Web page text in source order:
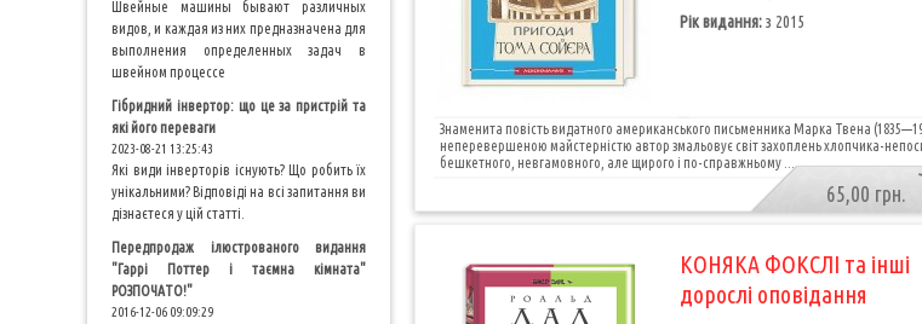
Рік видання:з 2015
Знаменита повість видатного американського письменника Марка Твена
неперевершеною майстерністю автор змальовує світ захоплень хлопчика-
бешкетного, невгамовного, але щирого і по-справжньому ...
65,00 грн.
КОНЯКА ФОКСЛІ та інші
дорослі оповідання
Швейные машины бывают различных
видов, и каждая из них предназначена для
выполнения определенных задач в
швейном процессе
Гібридний інвертор: що це за пристрій та
які його переваги
2023-08-21 13:25:43
Які види інверторів існують? Що робить їх
унікальними? Відповіді на всі запитання ви
дізнаєтеся у цій статті.
Передпродаж ілюстрованого видання
"Гаррі Поттер і таємна кімната"
РОЗПОЧАТО!"
2016-12-06 09:09:29